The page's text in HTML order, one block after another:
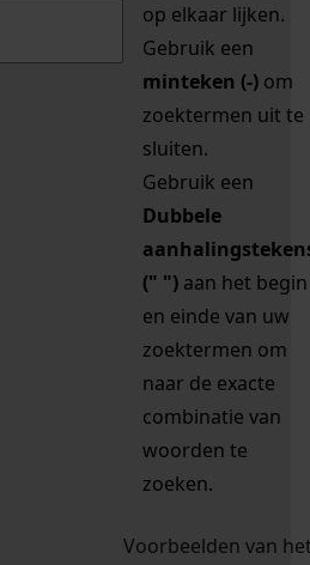
op elkaar lijken.
Gebruik een
minteken (-) om
zoektermen uit te
sluiten.
Gebruik een
Dubbele
(" ") aan het begin
en einde van uw
zoektermen om
naar de exacte
combinatie van
woorden te
zoeken.
Voorbeelden van